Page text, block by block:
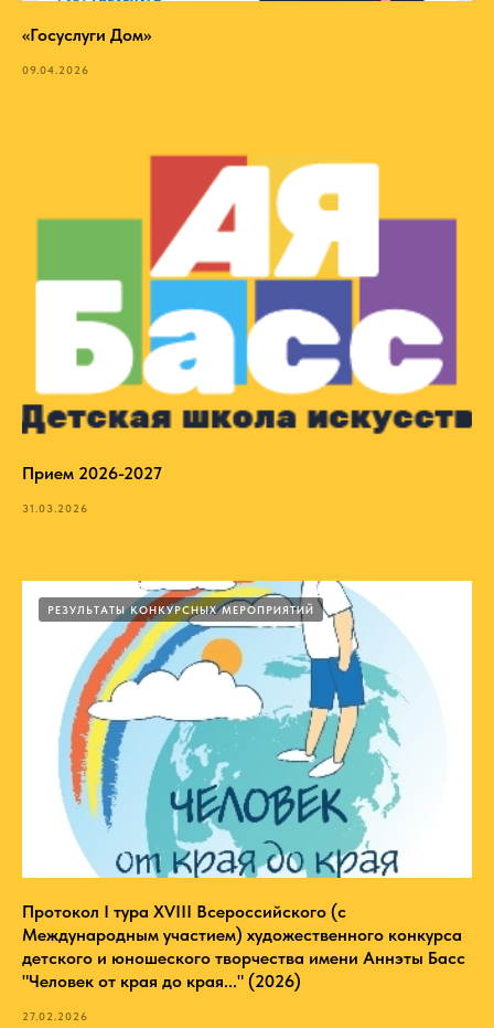
«Госуслуги Дом»
09.04.2026
Прием 2026-2027
31.03.2026
РЕЗУЛЬТАТЫ КОНКУРСНЫХ МЕРОПРИЯТИЙ
Протокол I тура XVIII Всероссийского (с
Международным участием) художественного конкурса
детского и юношеского творчества имени Аннэты Басс
"Человек от края до края..." (2026)
27.02.2026